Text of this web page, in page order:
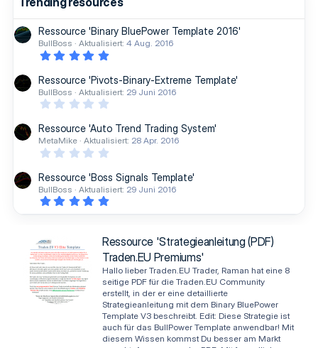
Ressource 'Binary BluePower Template 2016'
BullBoss Aktualisiert: 4 Aug. 2016
5
0
S
n
(
Ressource 'Pivots-Binary-Extreme Template'
BullBoss Aktualisiert: 29 Juni 2016
0
S
n
(
e
Ressource 'Auto Trend Trading System'
MetaMike Aktualisiert: 28 Apr. 2016
0
S
t
(
e
)
Ressource 'Boss Signals Template'
BullBoss Aktualisiert: 29 Juni 2016
5
S
t
e
r
n
(
e
)
Ressource 'Strategieanleitung (PDF)
Traden.EU Premiums'
Hallo lieber Traden.EU Trader, Raman hat eine 8
seitige PDF für die Traden.EU Community
erstellt, in der er eine detaillierte
Strategieanleitung mit dem Binary BluePower
Template V3 beschreibt. Edit: Diese Strategie ist
auch für das BullPower Template anwendbar! Mit
diesem Wissen kommst Du besser am Markt